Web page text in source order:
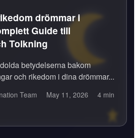
drömmar i
Guide till
Tolkning
betydelserna bakom
och rikedom i dina drömmar...
Team May 11, 2026
4 min